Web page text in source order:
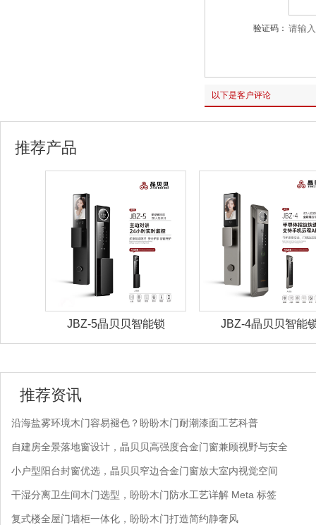
验证码：
以下是客户评论
推荐产品
JBZ-5晶贝贝智能锁 JBZ-4晶贝贝智能
推荐资讯
沿海盐雾环境木门容易褪色？盼盼木门耐潮漆面工艺科普
自建房全景落地窗设计，晶贝贝高强度合金门窗兼顾视野与安全
小户型阳台封窗优选，晶贝贝窄边合金门窗放大室内视觉空间
干湿分离卫生间木门选型，盼盼木门防水工艺详解 Meta 标签
复式楼全屋门墙柜一体化，盼盼木门打造简约静奢风